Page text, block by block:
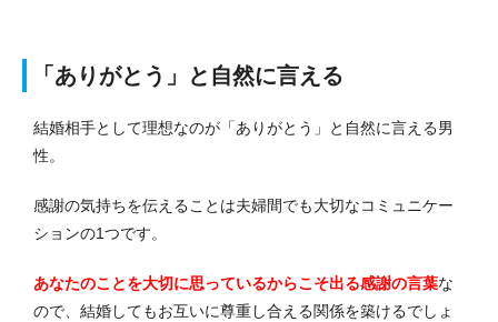
「ありがとう」と自然に言える
結婚相手として理想なのが「ありがとう」と自然に言える男
性。
感謝の気持ちを伝えることは夫婦間でも大切なコミュニケー
ションの1つです。
あなたのことを大切に思っているからこそ出る感謝の言葉な
ので、結婚してもお互いに尊重し合える関係を築けるでしょ